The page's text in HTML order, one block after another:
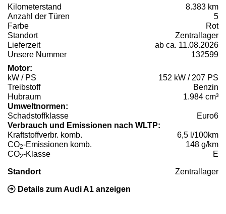
Kilometerstand
8.383 km
Anzahl der Türen
5
Farbe
Rot
Standort
Zentrallager
Lieferzeit
ab ca. 11.08.2026
Unsere Nummer
132599
Motor:
kW / PS
152 kW / 207 PS
Treibstoff
Benzin
Hubraum
1.984 cm³
Umweltnormen:
Schadstoffklasse
Euro6
Verbrauch und Emissionen nach WLTP:
Kraftstoffverbr. komb.
6,5 l/100km
CO2-Emissionen komb.
148 g/km
CO2-Klasse E
Standort Zentrallager
Details zum Audi A1 anzeigen